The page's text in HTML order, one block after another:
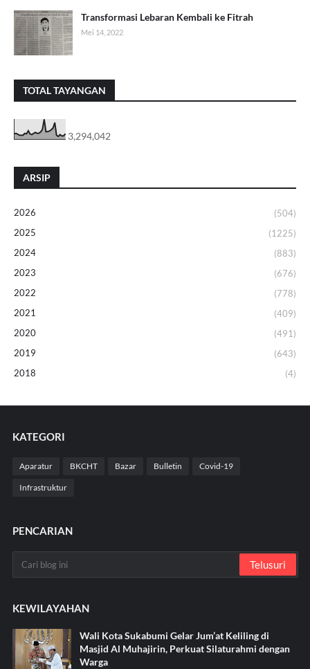
Transformasi Lebaran Kembali ke Fitrah
Mei 14, 2022
TOTAL TAYANGAN
3,294,042
ARSIP
2026
(504)
2025
(1225)
2024
(883)
2023
(676)
2022
(778)
2021
(409)
2020
(491)
2019
(643)
2018
(4)
KATEGORI
Aparatur BKCHT Bazar Bulletin Covid-19
Infrastruktur
PENCARIAN
KEWILAYAHAN
Wali Kota Sukabumi Gelar Jum’at Keliling di
Masjid Al Muhajirin, Perkuat Silaturahmi dengan
Warga